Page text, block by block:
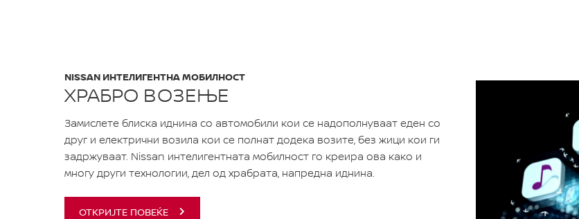
ХРАБРО ВОЗЕЊЕ
NISSAN ИНТЕЛИГЕНТНА МОБИЛНОСТ
Замислете блиска иднина со автомобили кои се надополнуваат еден со
друг и електрични возила кои се полнат додека возите, без жици кои ги
задржуваат. Nissan интелигентната мобилност го креира ова како и
многу други технологии, дел од храбрата, напредна иднина.
ОТКРИЈТЕ ПОВЕЌЕ